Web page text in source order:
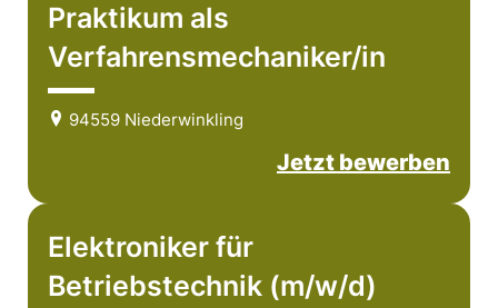
Praktikum als
Verfahrensmechaniker/in
94559 Niederwinkling
Jetzt bewerben
Elektroniker für
Betriebstechnik (m/w/d)